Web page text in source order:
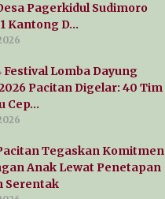
Pagerkidul Sudimoro
Kantong D…
Festival Lomba Dayung
Pacitan Digelar: 40 Tim
Cep…
Tegaskan Komitmen
Anak Lewat Penetapan
Serentak